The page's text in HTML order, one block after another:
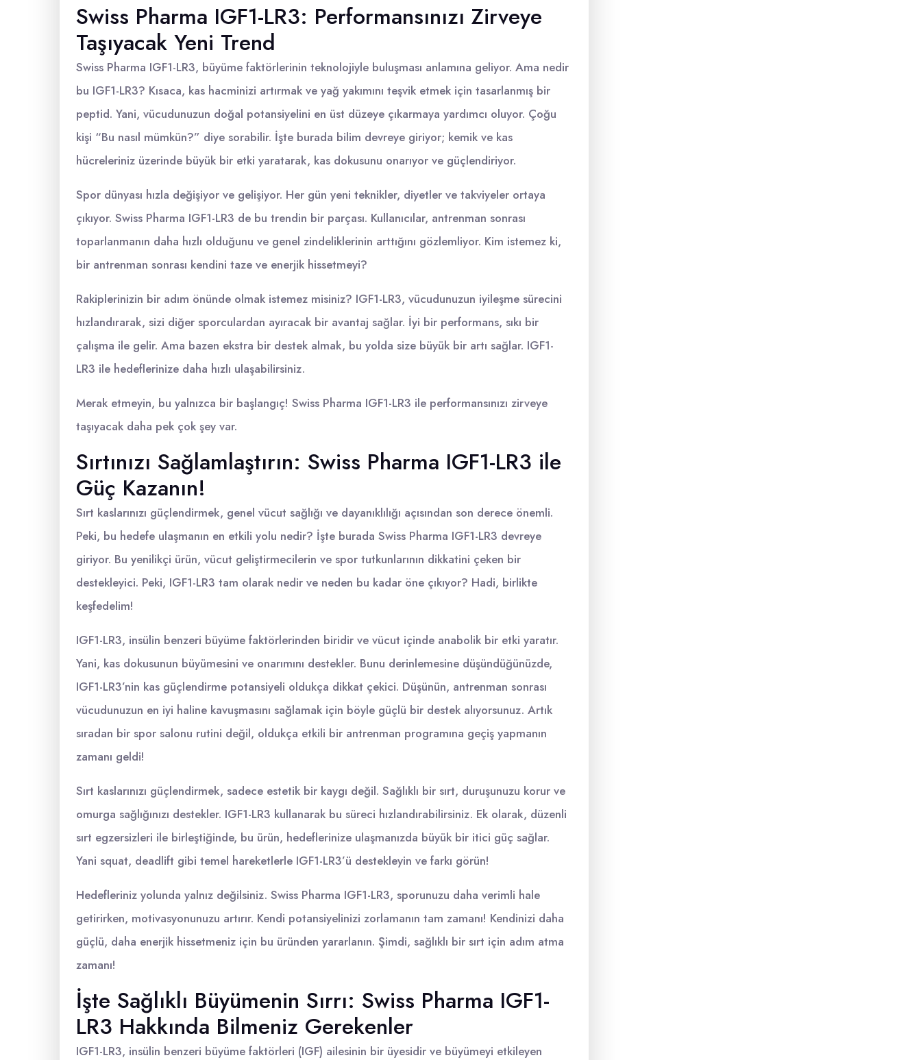
Swiss Pharma IGF1-LR3: Performansınızı Zirveye
Taşıyacak Yeni Trend
Swiss Pharma IGF1-LR3, büyüme faktörlerinin teknolojiyle buluşması anlamına geliyor. Ama nedir
bu IGF1-LR3? Kısaca, kas hacminizi artırmak ve yağ yakımını teşvik etmek için tasarlanmış bir
peptid. Yani, vücudunuzun doğal potansiyelini en üst düzeye çıkarmaya yardımcı oluyor. Çoğu
kişi “Bu nasıl mümkün?” diye sorabilir. İşte burada bilim devreye giriyor; kemik ve kas
hücreleriniz üzerinde büyük bir etki yaratarak, kas dokusunu onarıyor ve güçlendiriyor.
Spor dünyası hızla değişiyor ve gelişiyor. Her gün yeni teknikler, diyetler ve takviyeler ortaya
çıkıyor. Swiss Pharma IGF1-LR3 de bu trendin bir parçası. Kullanıcılar, antrenman sonrası
toparlanmanın daha hızlı olduğunu ve genel zindeliklerinin arttığını gözlemliyor. Kim istemez ki,
bir antrenman sonrası kendini taze ve enerjik hissetmeyi?
Rakiplerinizin bir adım önünde olmak istemez misiniz? IGF1-LR3, vücudunuzun iyileşme sürecini
hızlandırarak, sizi diğer sporculardan ayıracak bir avantaj sağlar. İyi bir performans, sıkı bir
çalışma ile gelir. Ama bazen ekstra bir destek almak, bu yolda size büyük bir artı sağlar. IGF1-
LR3 ile hedeflerinize daha hızlı ulaşabilirsiniz.
Merak etmeyin, bu yalnızca bir başlangıç! Swiss Pharma IGF1-LR3 ile performansınızı zirveye
taşıyacak daha pek çok şey var.
Sırtınızı Sağlamlaştırın: Swiss Pharma IGF1-LR3 ile
Güç Kazanın!
Sırt kaslarınızı güçlendirmek, genel vücut sağlığı ve dayanıklılığı açısından son derece önemli.
Peki, bu hedefe ulaşmanın en etkili yolu nedir? İşte burada Swiss Pharma IGF1-LR3 devreye
giriyor. Bu yenilikçi ürün, vücut geliştirmecilerin ve spor tutkunlarının dikkatini çeken bir
destekleyici. Peki, IGF1-LR3 tam olarak nedir ve neden bu kadar öne çıkıyor? Hadi, birlikte
keşfedelim!
IGF1-LR3, insülin benzeri büyüme faktörlerinden biridir ve vücut içinde anabolik bir etki yaratır.
Yani, kas dokusunun büyümesini ve onarımını destekler. Bunu derinlemesine düşündüğünüzde,
IGF1-LR3’nin kas güçlendirme potansiyeli oldukça dikkat çekici. Düşünün, antrenman sonrası
vücudunuzun en iyi haline kavuşmasını sağlamak için böyle güçlü bir destek alıyorsunuz. Artık
sıradan bir spor salonu rutini değil, oldukça etkili bir antrenman programına geçiş yapmanın
zamanı geldi!
Sırt kaslarınızı güçlendirmek, sadece estetik bir kaygı değil. Sağlıklı bir sırt, duruşunuzu korur ve
omurga sağlığınızı destekler. IGF1-LR3 kullanarak bu süreci hızlandırabilirsiniz. Ek olarak, düzenli
sırt egzersizleri ile birleştiğinde, bu ürün, hedeflerinize ulaşmanızda büyük bir itici güç sağlar.
Yani squat, deadlift gibi temel hareketlerle IGF1-LR3’ü destekleyin ve farkı görün!
Hedefleriniz yolunda yalnız değilsiniz. Swiss Pharma IGF1-LR3, sporunuzu daha verimli hale
getirirken, motivasyonunuzu artırır. Kendi potansiyelinizi zorlamanın tam zamanı! Kendinizi daha
güçlü, daha enerjik hissetmeniz için bu üründen yararlanın. Şimdi, sağlıklı bir sırt için adım atma
zamanı!
İşte Sağlıklı Büyümenin Sırrı: Swiss Pharma IGF1-
LR3 Hakkında Bilmeniz Gerekenler
IGF1-LR3, insülin benzeri büyüme faktörleri (IGF) ailesinin bir üyesidir ve büyümeyi etkileyen